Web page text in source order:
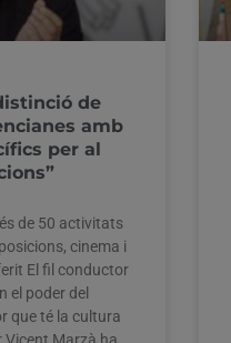
de
amb
per al
de 50 activitats
cinema i
El fil conductor
el poder del
que té la cultura
Vicent Marzà ha